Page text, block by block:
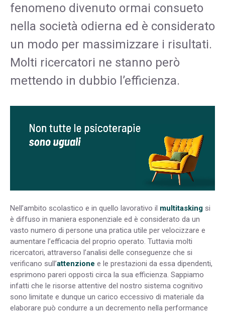
fenomeno divenuto ormai consueto
nella società odierna ed è considerato
un modo per massimizzare i risultati.
Molti ricercatori ne stanno però
mettendo in dubbio l’efficienza.
Nell’ambito scolastico e in quello lavorativo il multitasking si
è diffuso in maniera esponenziale ed è considerato da un
vasto numero di persone una pratica utile per velocizzare e
aumentare l’efficacia del proprio operato. Tuttavia molti
ricercatori, attraverso l’analisi delle conseguenze che si
verificano sull’attenzione e le prestazioni da essa dipendenti,
esprimono pareri opposti circa la sua efficienza. Sappiamo
infatti che le risorse attentive del nostro sistema cognitivo
sono limitate e dunque un carico eccessivo di materiale da
elaborare può condurre a un decremento nella performance